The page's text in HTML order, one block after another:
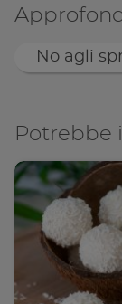
No agli
Potrebbe